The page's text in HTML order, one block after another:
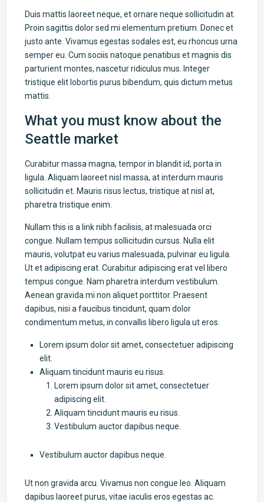
Duis mattis laoreet neque, et ornare neque sollicitudin at.
Proin sagittis dolor sed mi elementum pretium. Donec et
justo ante. Vivamus egestas sodales est, eu rhoncus urna
semper eu. Cum sociis natoque penatibus et magnis dis
parturient montes, nascetur ridiculus mus. Integer
tristique elit lobortis purus bibendum, quis dictum metus
mattis.
What you must know about the
Seattle market
Curabitur massa magna, tempor in blandit id, porta in
ligula. Aliquam laoreet nisl massa, at interdum mauris
sollicitudin et. Mauris risus lectus, tristique at nisl at,
pharetra tristique enim.
Nullam this is a link nibh facilisis, at malesuada orci
congue. Nullam tempus sollicitudin cursus. Nulla elit
mauris, volutpat eu varius malesuada, pulvinar eu ligula.
Ut et adipiscing erat. Curabitur adipiscing erat vel libero
tempus congue. Nam pharetra interdum vestibulum.
Aenean gravida mi non aliquet porttitor. Praesent
dapibus, nisi a faucibus tincidunt, quam dolor
condimentum metus, in convallis libero ligula ut eros.
Lorem ipsum dolor sit amet, consectetuer adipiscing
elit.
Aliquam tincidunt mauris eu risus.
Lorem ipsum dolor sit amet, consectetuer
adipiscing elit.
Aliquam tincidunt mauris eu risus.
Vestibulum auctor dapibus neque.
Vestibulum auctor dapibus neque.
Ut non gravida arcu. Vivamus non congue leo. Aliquam
dapibus laoreet purus, vitae iaculis eros egestas ac.